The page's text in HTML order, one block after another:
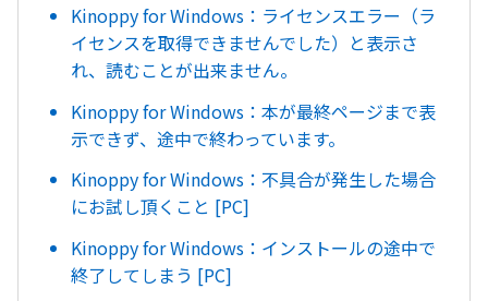
Kinoppy for Windows：ライセンスエラー（ラ
イセンスを取得できませんでした）と表示さ
れ、読むことが出来ません。
Kinoppy for Windows：本が最終ページまで表
示できず、途中で終わっています。
Kinoppy for Windows：不具合が発生した場合
にお試し頂くこと [PC]
Kinoppy for Windows：インストールの途中で
終了してしまう [PC]